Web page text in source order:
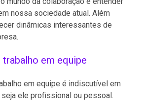
nossa sociedade atual. Além
dinâmicas interessantes de
em equipe
em equipe é indiscutível em
ele profissional ou pessoal.